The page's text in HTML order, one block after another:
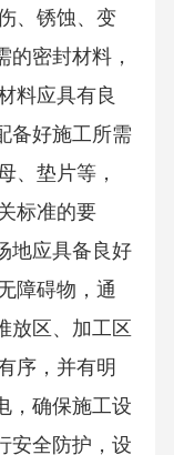
、锈蚀、变
的密封材料，
料应具有良
备好施工所需
、垫片等，
标准的要
地应具备良好
障碍物，通
放区、加工区
序，并有明
，确保施工设
安全防护，设